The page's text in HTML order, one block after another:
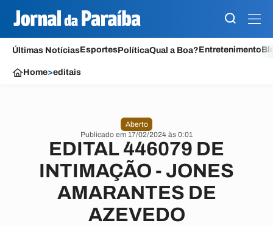
Últimas NotíciasEsportesPolíticaQual a Boa?Entretenimento
Home>editais
Aberto
Publicado em 17/02/2024 às 0:01
EDITAL 446079 DE
INTIMAÇÃO - JONES
AMARANTES DE
AZEVEDO